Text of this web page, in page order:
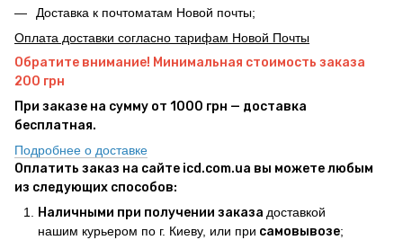
Доставка к почтоматам Новой почты;
Оплата доставки согласно тарифам Новой Почты
Обратите внимание! Минимальная стоимость заказа
200 грн
При заказе на сумму от 1000 грн — доставка
бесплатная.
Подробнее о доставке
Оплатить заказ на сайте icd.com.ua вы можете любым
из следующих способов:
Наличными при получении заказа доставкой
нашим курьером по г. Киеву, или при самовывозе;